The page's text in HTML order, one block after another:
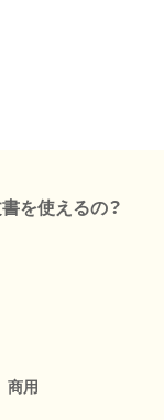
を使えるの？
商用